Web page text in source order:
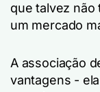
que talvez não
um mercado
A associação
vantagens -